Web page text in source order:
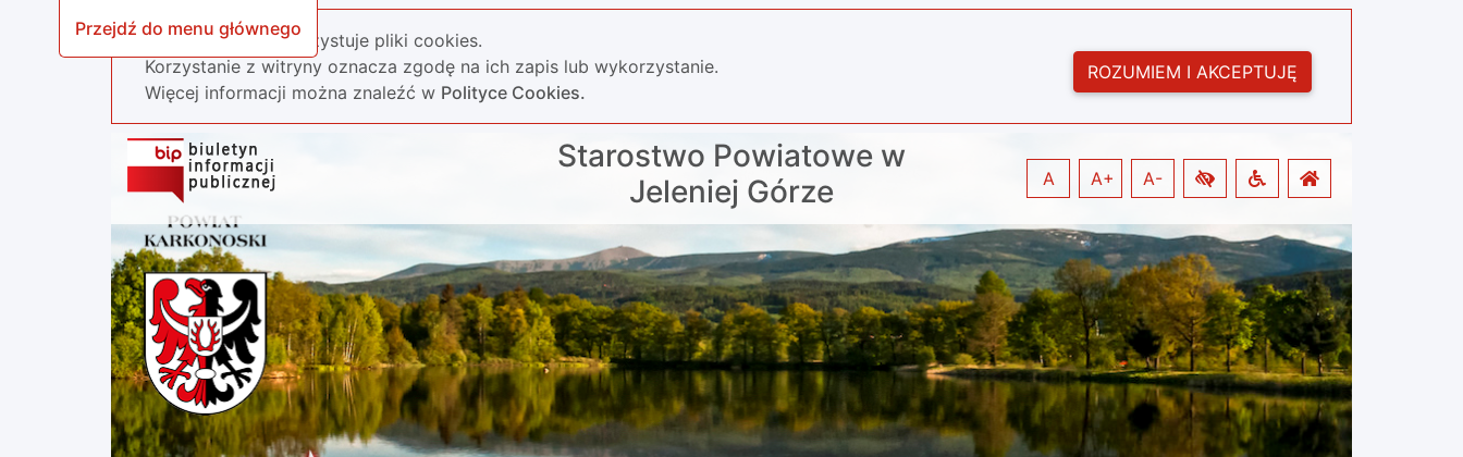
Przejdź do menu głównego
Nasza strona wykorzystuje pliki cookies.
Korzystanie z witryny oznacza zgodę na ich zapis lub wykorzystanie.
Więcej informacji można znaleźć w Polityce Cookies.
ROZUMIEM I AKCEPTUJĘ
Starostwo Powiatowe w
Jeleniej Górze
A A+ A-